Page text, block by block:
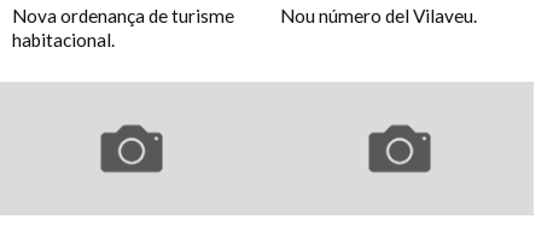
Nova ordenança de turisme
habitacional.
Nou número del Vilaveu.